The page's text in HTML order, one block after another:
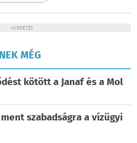
HIRDETÉS
MÉG
kötött a Janaf és a Mol
szabadságra a vízügyi